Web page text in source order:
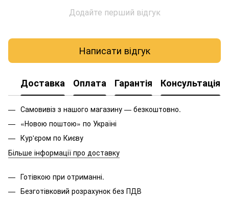
Додайте перший відгук
Написати відгук
Доставка Оплата Гарантія Консультація
Самовивіз з нашого магазину — безкоштовно.
«Новою поштою» по Україні
Кур'єром по Києву
Більше інформації про доставку
Готівкою при отриманні.
Безготівковий розрахунок без ПДВ